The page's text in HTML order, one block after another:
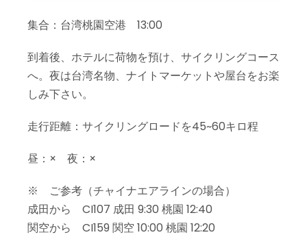
集合：台湾桃園空港 13:00
到着後、ホテルに荷物を預け、サイクリングコース
へ。夜は台湾名物、ナイトマーケットや屋台をお楽
しみ下さい。
走行距離：サイクリングロードを45~60キロ程
昼：× 夜：×
※ ご参考（チャイナエアラインの場合）
成田から CI107 成田 9:30 桃園 12:40
関空から CI159 関空 10:00 桃園 12:20